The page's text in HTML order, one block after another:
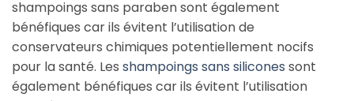
shampoings sans paraben sont également
bénéfiques car ils évitent l’utilisation de
conservateurs chimiques potentiellement nocifs
pour la santé. Les shampoings sans silicones sont
également bénéfiques car ils évitent l’utilisation